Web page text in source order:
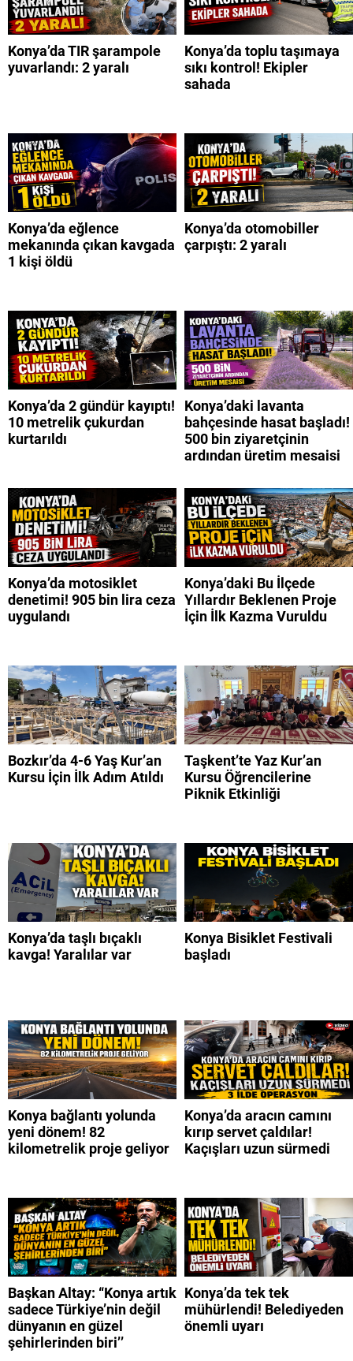
Konya’da TIR şarampole
yuvarlandı: 2 yaralı
Konya’da toplu taşımaya
sıkı kontrol! Ekipler
sahada
Konya’da eğlence
mekanında çıkan kavgada
1 kişi öldü
Konya’da otomobiller
çarpıştı: 2 yaralı
Konya’da 2 gündür kayıptı!
10 metrelik çukurdan
kurtarıldı
Konya’daki lavanta
bahçesinde hasat başladı!
500 bin ziyaretçinin
ardından üretim mesaisi
Konya’da motosiklet
denetimi! 905 bin lira ceza
uygulandı
Konya’daki Bu İlçede
Yıllardır Beklenen Proje
İçin İlk Kazma Vuruldu
Bozkır’da 4-6 Yaş Kur’an
Kursu İçin İlk Adım Atıldı
Taşkent’te Yaz Kur’an
Kursu Öğrencilerine
Piknik Etkinliği
Konya’da taşlı bıçaklı
kavga! Yaralılar var
Konya Bisiklet Festivali
başladı
Konya bağlantı yolunda
yeni dönem! 82
kilometrelik proje geliyor
Konya’da aracın camını
kırıp servet çaldılar!
Kaçışları uzun sürmedi
Başkan Altay: “Konya artık
sadece Türkiye’nin değil
dünyanın en güzel
şehirlerinden biri’’
Konya’da tek tek
mühürlendi! Belediyeden
önemli uyarı